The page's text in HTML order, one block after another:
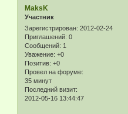
MaksK
Участник
Зарегистрирован: 2012-02-24
Приглашений: 0
Сообщений: 1
Уважение: +0
Позитив: +0
Провел на форуме:
35 минут
Последний визит:
2012-05-16 13:44:47